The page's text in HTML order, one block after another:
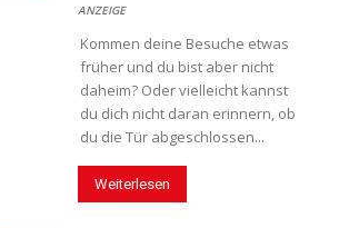
ANZEIGE
Kommen deine Besuche etwas
früher und du bist aber nicht
daheim? Oder vielleicht kannst
du dich nicht daran erinnern, ob
du die Tür abgeschlossen...
Weiterlesen